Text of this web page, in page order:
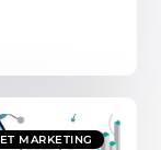
MARKETING